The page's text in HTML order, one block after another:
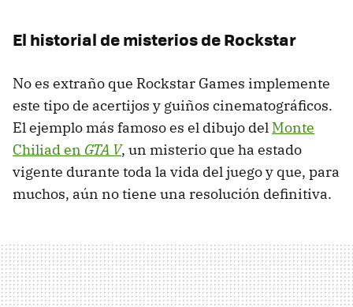
El historial de misterios de Rockstar
No es extraño que Rockstar Games implemente
este tipo de acertijos y guiños cinematográficos.
El ejemplo más famoso es el dibujo del Monte
Chiliad en GTA V, un misterio que ha estado
vigente durante toda la vida del juego y que, para
muchos, aún no tiene una resolución definitiva.